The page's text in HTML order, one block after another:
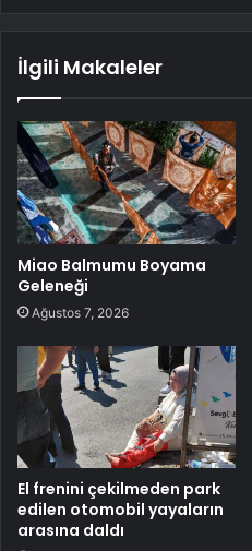
İlgili Makaleler
Miao Balmumu Boyama
Geleneği
Ağustos 7, 2026
El frenini çekilmeden park
edilen otomobil yayaların
arasına daldı